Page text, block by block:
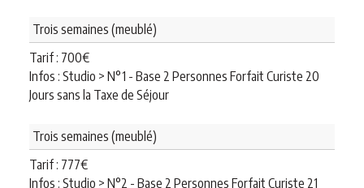
Trois semaines (meublé)
Tarif : 700€
Infos : Studio > N°1 - Base 2 Personnes Forfait Curiste 20
Jours sans la Taxe de Séjour
Trois semaines (meublé)
Tarif : 777€
Infos : Studio > N°2 - Base 2 Personnes Forfait Curiste 21